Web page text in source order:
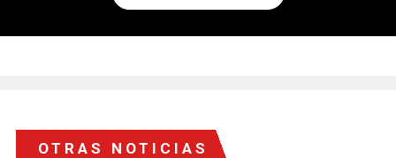
OTRAS NOTICIAS